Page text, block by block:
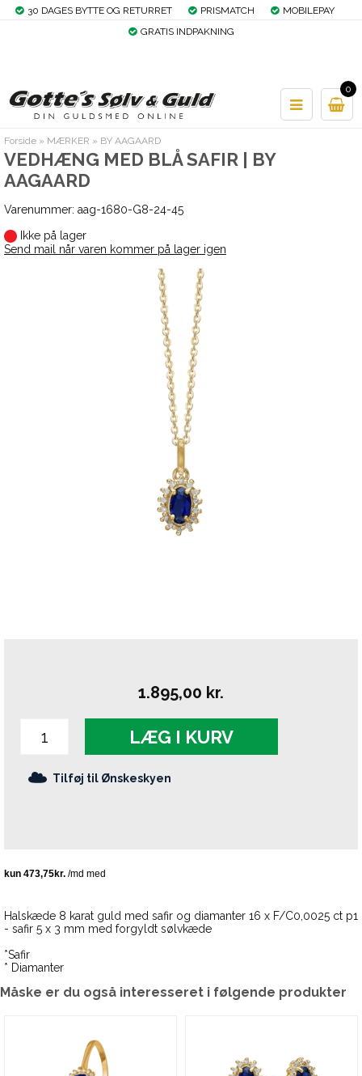
30 DAGES BYTTE OG RETURRET PRISMATCH
MOBILEPAY
GRATIS INDPAKNING
0
Forside » MÆRKER » BY AAGAARD
VEDHÆNG MED BLÅ SAFIR | BY
AAGAARD
Varenummer: aag-1680-G8-24-45
Ikke på lager
Send mail når varen kommer på lager igen
1.895,00 kr.
LÆG I KURV
Tilføj til Ønskeskyen
Halskæde 8 karat guld med safir og diamanter 16 x F/C0,0025 ct p1
- safir 5 x 3 mm med forgyldt sølvkæde
*Safir
* Diamanter
Måske er du også interesseret i følgende produkter